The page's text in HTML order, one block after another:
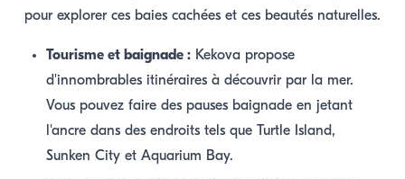
pour explorer ces baies cachées et ces beautés naturelles.
Tourisme et baignade : Kekova propose
d'innombrables itinéraires à découvrir par la mer.
Vous pouvez faire des pauses baignade en jetant
l'ancre dans des endroits tels que Turtle Island,
Sunken City et Aquarium Bay.